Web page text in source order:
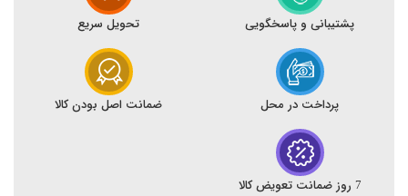
پشتیبانی و پاسخگویی تحویل سریع
پرداخت در محل ضمانت اصل بودن کالا
7 روز ضمانت تعویض کالا